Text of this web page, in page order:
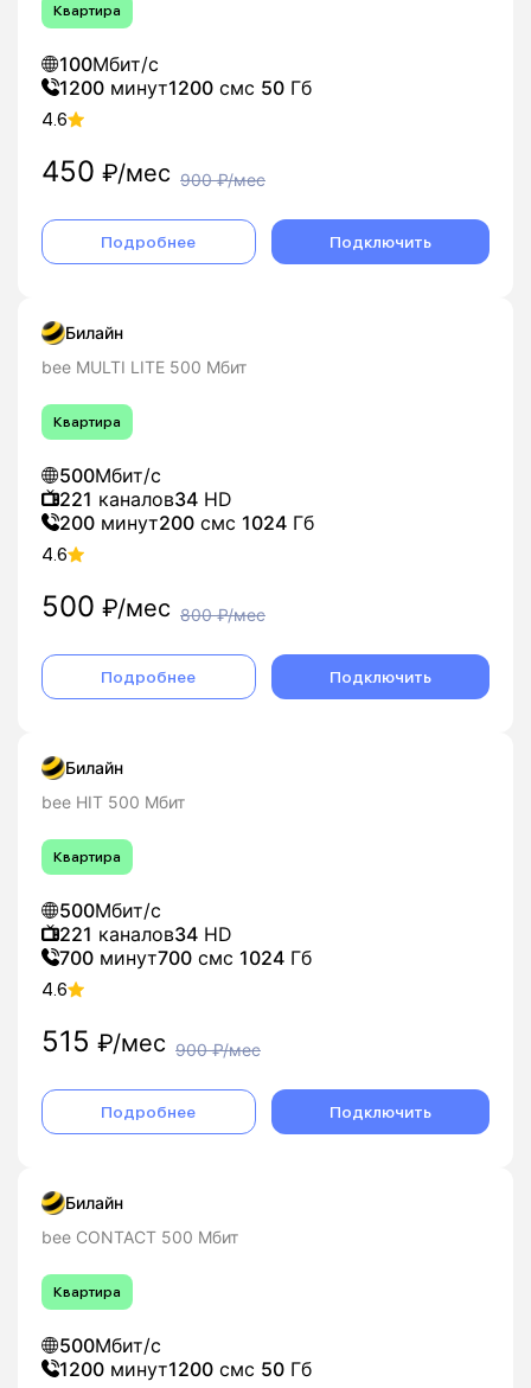
Квартира
100Мбит/с
1200 минут1200 смс 50 Гб
4.6
450 ₽/мес 900₽/мес
Подробнее Подключить
Билайн
bee MULTI LITE 500 Мбит
Квартира
500Мбит/с
221 каналов34 HD
200 минут200 смс 1024 Гб
4.6
500 ₽/мес 800₽/мес
Подробнее Подключить
Билайн
bee HIT 500 Мбит
Квартира
500Мбит/с
221 каналов34 HD
700 минут700 смс 1024 Гб
4.6
515 ₽/мес 900₽/мес
Подробнее Подключить
Билайн
bee CONTACT 500 Мбит
Квартира
500Мбит/с
1200 минут1200 смс 50 Гб